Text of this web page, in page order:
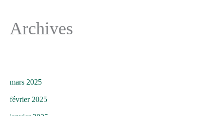
Archives
mars 2025
février 2025